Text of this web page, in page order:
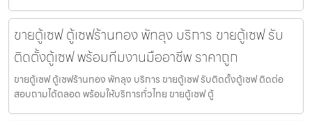
ขายตู้เซฟ ตู้เซฟร้านทอง พัทลุง บริการ ขายตู้เซฟ รับ
ติดตั้งตู้เซฟ พร้อมทีมงานมืออาชีพ ราคาถูก
ขายตู้เซฟ ตู้เซฟร้านทอง พัทลุง บริการ ขายตู้เซฟ รับติดตั้งตู้เซฟ ติดต่อ
สอบถามได้ตลอด พร้อมให้บริการทั่วไทย ขายตู้เซฟ ตู้